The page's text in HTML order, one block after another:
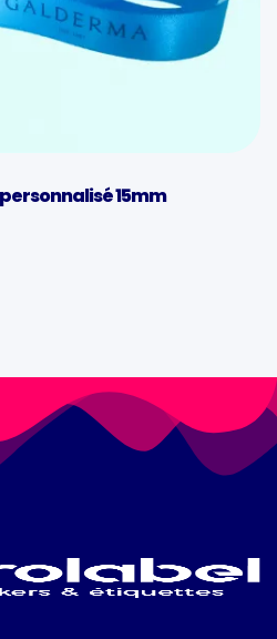
15mm